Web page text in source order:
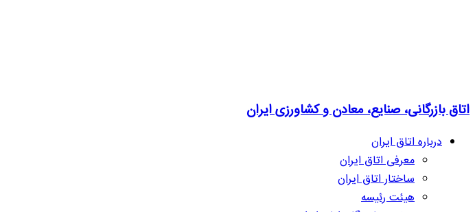
اتاق بازرگانی، صنایع، معادن و کشاورزی ایران
درباره اتاق ایران
معرفی اتاق ایران
ساختار اتاق ایران
هیئت رئیسه